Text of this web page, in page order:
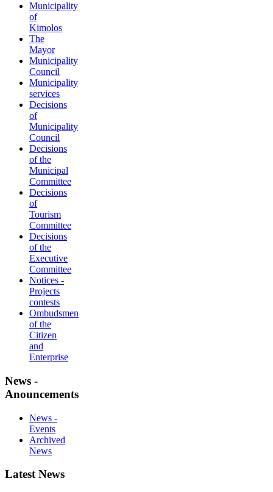
Municipality
of
Kimolos
The
Mayor
Municipality
Council
Municipality
services
Decisions
of
Municipality
Council
Decisions
of the
Municipal
Committee
Decisions
of
Tourism
Committee
Decisions
of the
Executive
Committee
Notices -
Projects
contests
Ombudsmen
of the
Citizen
and
Enterprise
News -
Anouncements
News -
Events
Archived
News
Latest News